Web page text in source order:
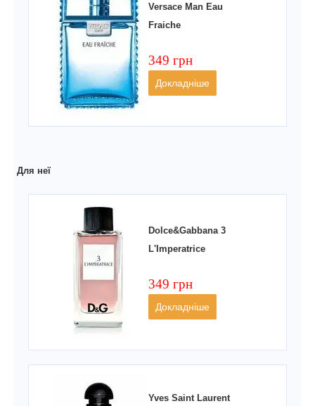
Versace Man Eau
Fraiche
349 грн
Докладніше
Для неї
Dolce&Gabbana 3
L'Imperatrice
349 грн
Докладніше
Yves Saint Laurent